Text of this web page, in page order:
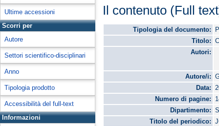
Ultime accessioni
Scorri per
Autore
Settori scientifico-disciplinari
Anno
Tipologia prodotto
Accessibilità del full-text
Informazioni
Il contenuto (Full
Tipologia del documento:
Titolo:
Autori:
Autore/i:
Data:
Numero di pagine:
Dipartimento:
Titolo del periodico: